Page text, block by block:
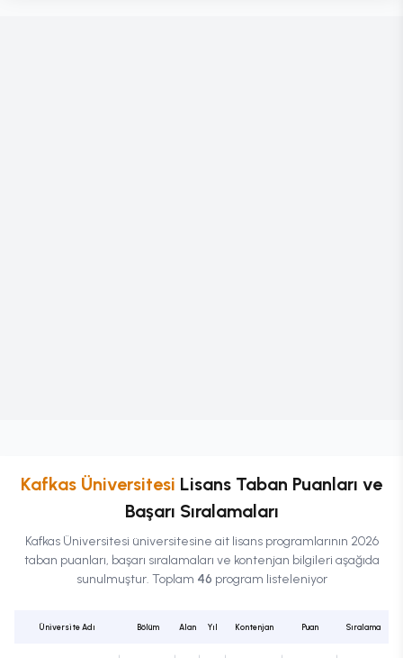
Kafkas Üniversitesi Lisans Taban Puanları ve
Başarı Sıralamaları
Kafkas Üniversitesi üniversitesine ait lisansprogramlarının 2026
taban puanları, başarı sıralamaları ve kontenjan bilgileri aşağıda
sunulmuştur. Toplam 46 program listeleniyor
Üniversite Adı Bölüm Alan Yıl Kontenjan Puan Sıralama